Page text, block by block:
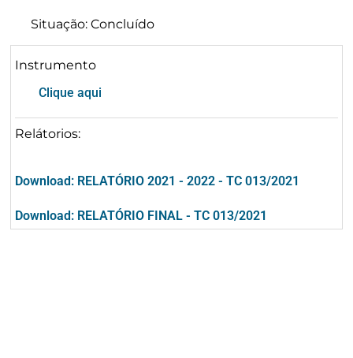
Situação: Concluído
Instrumento
Clique aqui
Relátorios:
Download: RELATÓRIO 2021 - 2022 - TC 013/2021
Download: RELATÓRIO FINAL - TC 013/2021